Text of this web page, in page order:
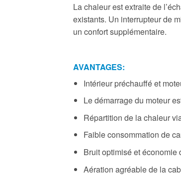
La chaleur est extraite de
existants. Un interrupteur de
un confort supplémentaire.
AVANTAGES:
Intérieur préchauffé et
Le démarrage du moteur
Répartition de la chaleur
Faible consommation de
Bruit optimisé et économie
Aération agréable de la